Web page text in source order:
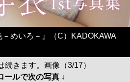
めいろ－』（C）KADOKAWA
続きます。画像（3/17）
ールで次の写真 ↓